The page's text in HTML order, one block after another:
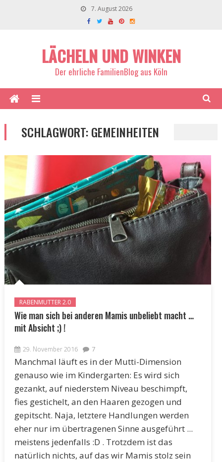
7. August 2026
LÄCHELN UND WINKEN
Der ehrliche FamilienBlog aus Köln
SCHLAGWORT:GEMEINHEITEN
RABENMUTTER 2.0
Wie man sich bei anderen Mamis unbeliebt macht …
mit Absicht ;) !
29. November 2016 7
Manchmal läuft es in der Mutti-Dimension
genauso wie im Kindergarten: Es wird sich
gezankt, auf niederstem Niveau beschimpft,
fies gestichelt, an den Haaren gezogen und
gepitscht. Naja, letztere Handlungen werden
eher nur im übertragenen Sinne ausgeführt ...
meistens jedenfalls :D . Trotzdem ist das
natürlich nichts, auf das wir Mamis stolz sein